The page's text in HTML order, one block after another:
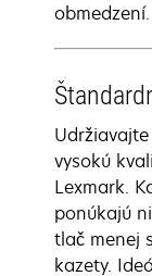
obmedzení.
vysokú
Lexmark.
ponúkajú
tlač menej
kazety.